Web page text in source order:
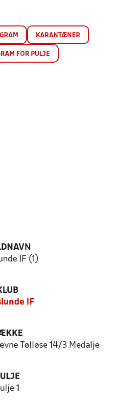
KARANTÆNER
FOR PULJE
IF (1)
IF
Tølløse 14/3 Medalje
1